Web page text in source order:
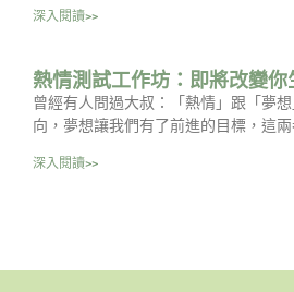
深入閱讀>>
熱情測試工作坊：即將改變你
曾經有人問過大叔：「熱情」跟「夢
向，夢想讓我們有了前進的目標，這
深入閱讀>>